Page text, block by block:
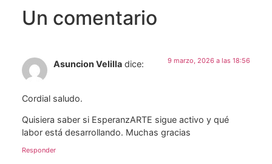
Un comentario
Asuncion Velilla dice: 9 marzo, 2026 a las 18:56
Cordial saludo.
Quisiera saber si EsperanzARTE sigue activo y qué
labor está desarrollando. Muchas gracias
Responder